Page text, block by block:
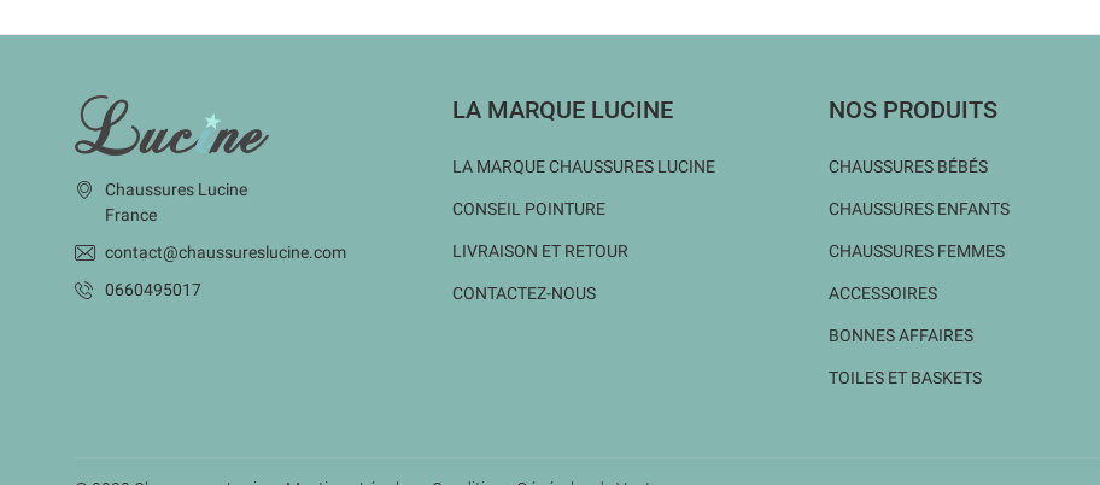
INFORMATIONS
Chaussures Lucine
France
contact@chaussureslucine.com
0660495017
LA MARQUE LUCINE
LA MARQUE CHAUSSURES LUCINE
CONSEIL POINTURE
LIVRAISON ET RETOUR
CONTACTEZ-NOUS
NOS PRODUITS
CHAUSSURES BÉBÉS
CHAUSSURES ENFANTS
CHAUSSURES FEMMES
ACCESSOIRES
BONNES AFFAIRES
TOILES ET BASKETS